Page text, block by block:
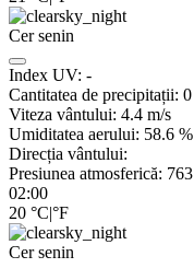
Cer senin
Index UV: -
Cantitatea de precipitații: 0
Viteza vântului: 4.4 m/s
Umiditatea aerului: 58.6 %
Direcția vântului:
Presiunea atmosferică: 763
02:00
20 °C|°F
Cer senin